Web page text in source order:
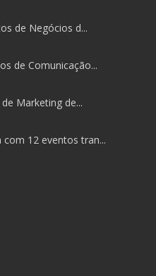
de Negócios d...
de Comunicação...
Marketing de...
com 12 eventos tran...